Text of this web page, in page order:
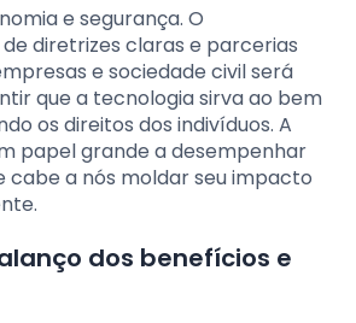
e segurança. O
diretrizes claras e parcerias
e sociedade civil será
que a tecnologia sirva ao bem
os direitos dos indivíduos. A
papel grande a desempenhar
cabe a nós moldar seu impacto
dos benefícios e